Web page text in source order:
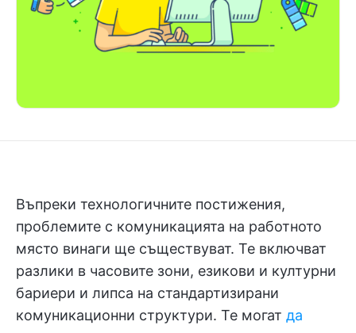
Въпреки технологичните постижения,
проблемите с комуникацията на работното
място винаги ще съществуват. Те включват
разлики в часовите зони, езикови и културни
бариери и липса на стандартизирани
комуникационни структури. Те могат да